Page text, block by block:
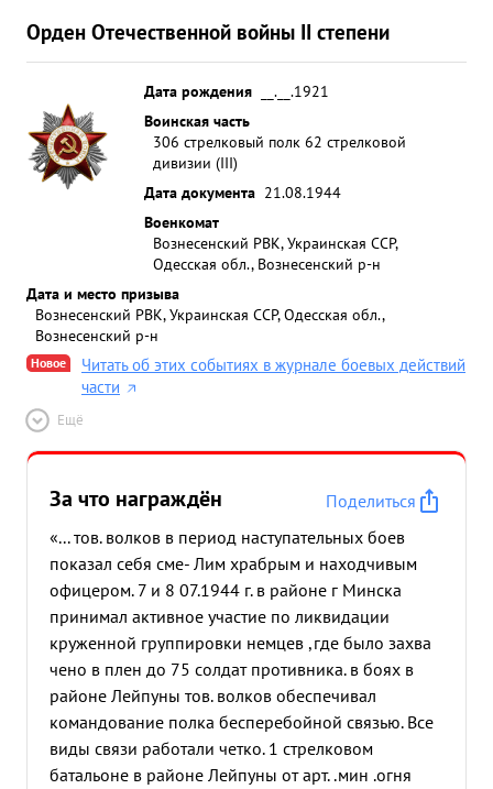
Орден Отечественной войны II степени
Дата рождения
__.__.1921
Воинская часть
306 стрелковый полк 62 стрелковой
дивизии (III)
Дата документа 21.08.1944
Военкомат
Вознесенский РВК, Украинская ССР,
Одесская обл., Вознесенский р-н
Дата и место призыва
Вознесенский РВК, Украинская ССР, Одесская обл.,
Вознесенский р-н
Новое
Читать об этих событиях в журнале боевых действий
части
Ещё
За что награждён
Поделиться
«... тов. волков в период наступательных боев
показал себя сме- Лим храбрым и находчивым
офицером. 7 и 8 07.1944 г. в районе г Минска
принимал активное участие по ликвидации
круженной группировки немцев ,где было захва
чено в плен до 75 солдат противника. в боях в
районе Лейпуны тов. волков обеспечивал
командование полка бесперебойной связью. Все
виды связи работали четко. 1 стрелковом
батальоне в районе Лейпуны от арт. .мин .огня